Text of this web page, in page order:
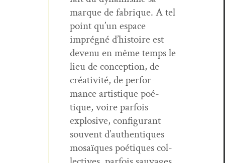
mar­que de fab­rique. A tel
point qu’un espace
imprégné d’his­toire est
devenu en même temps le
lieu de con­cep­tion, de
créa­tiv­ité, de per­for­
mance artis­tique poé­
tique, voire par­fois
explo­sive, con­fig­u­rant
sou­vent d’au­then­tiques
mosaïques poé­tiques col­